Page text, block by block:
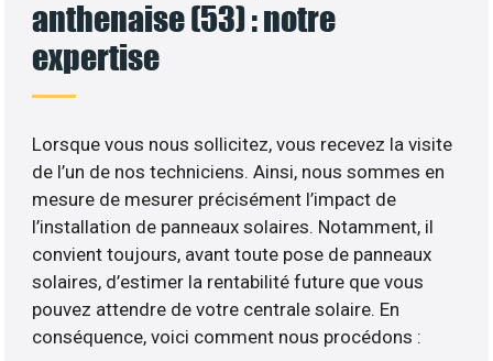
anthenaise (53) : notre
expertise
Lorsque vous nous sollicitez, vous recevez la visite
de l’un de nos techniciens. Ainsi, nous sommes en
mesure de mesurer précisément l’impact de
l’installation de panneaux solaires. Notamment, il
convient toujours, avant toute pose de panneaux
solaires, d’estimer la rentabilité future que vous
pouvez attendre de votre centrale solaire. En
conséquence, voici comment nous procédons :